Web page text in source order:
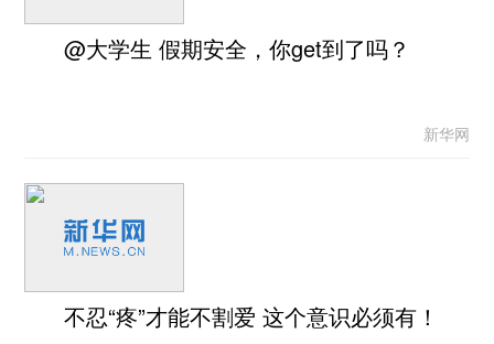
@大学生 假期安全，你get到了吗？
新华网
不忍“疼”才能不割爱 这个意识必须有！